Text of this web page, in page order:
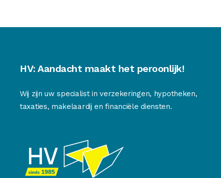
HV: Aandacht maakt het peroonlijk!
Wij zijn uw specialist in verzekeringen, hypotheken,
taxaties, makelaardij en financiële diensten.